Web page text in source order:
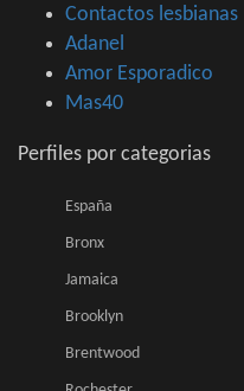
Contactos lesbianas
Adanel
Amor Esporadico
Mas40
Perfiles por categorias
España
Bronx
Jamaica
Brooklyn
Brentwood